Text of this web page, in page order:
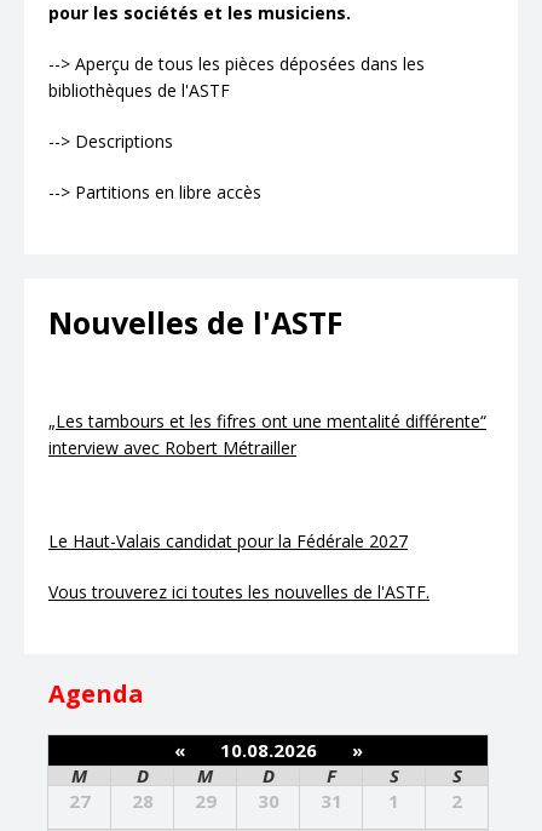
pour les sociétés et les musiciens.
--> Aperçu de tous les pièces déposées dans les
bibliothèques de l'ASTF
--> Descriptions
--> Partitions en libre accès
Nouvelles de l'ASTF
„Les tambours et les fifres ont une mentalité différente“
interview avec Robert Métrailler
Le Haut-Valais candidat pour la Fédérale 2027
Vous trouverez ici toutes les nouvelles de l'ASTF.
Agenda
« 10.08.2026
»
M
D M D F S
S
27
28 29 30 31 1
2